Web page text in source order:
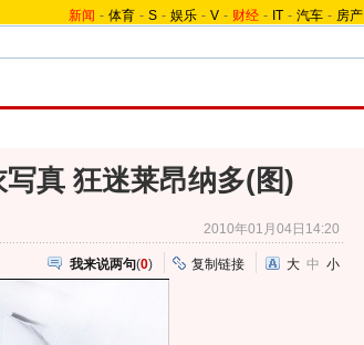
新闻 - 体育 - S - 娱乐 - V - 财经 - IT - 汽车 - 房产
真 狂迷莱昂纳多(图)
2010年01月04日14:20
我来说两句(0) 复制链接 大 中 小